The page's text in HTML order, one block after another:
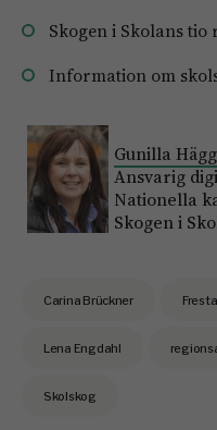
Skogen i Skolans tio
Information om
Gunilla
Ansvarig
Nationella
Skogen i
Carina Brückner
Lena Engdahl
Skolskog